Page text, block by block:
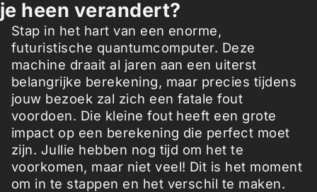
je heen verandert?
Stap in het hart van een enorme,
futuristische quantumcomputer. Deze
machine draait al jaren aan een uiterst
belangrijke berekening, maar precies tijdens
jouw bezoek zal zich een fatale fout
voordoen. Die kleine fout heeft een grote
impact op een berekening die perfect moet
zijn. Jullie hebben nog tijd om het te
voorkomen, maar niet veel! Dit is het moment
om in te stappen en het verschil te maken.